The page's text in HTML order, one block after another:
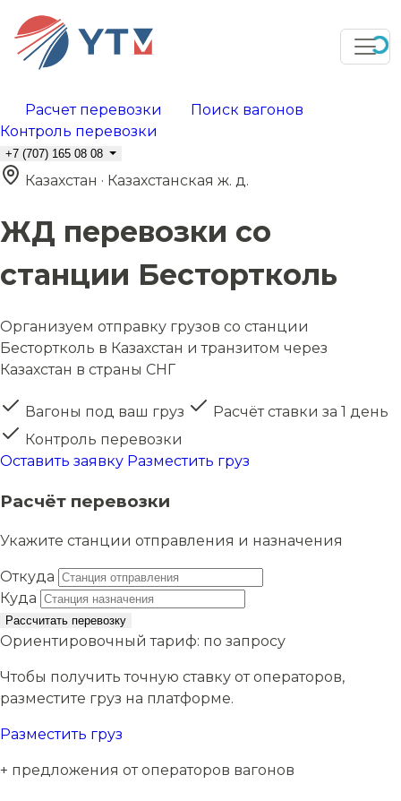
Расчет перевозки
Поиск вагонов
Контроль перевозки
+7 (707) 165 08 08
Казахстан · Казахстанская ж. д.
ЖД перевозки со
станции Бестортколь
Организуем отправку грузов со станции
Бестортколь в Казахстан и транзитом через
Казахстан в страны СНГ
Вагоны под ваш груз
Расчёт ставки за 1 день
Контроль перевозки
Оставить заявку Разместить груз
Расчёт перевозки
Укажите станции отправления и назначения
Откуда
Куда
Рассчитать перевозку
Ориентировочный тариф: по запросу
Чтобы получить точную ставку от операторов,
разместите груз на платформе.
Разместить груз
+ предложения от операторов вагонов